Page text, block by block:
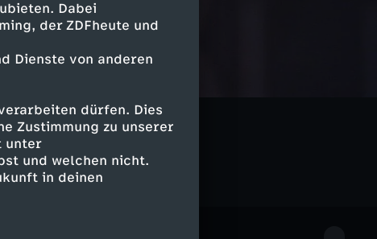
Dabei
der ZDFheute und
Dienste von anderen
dürfen. Dies
Zustimmung zu unserer
unter
und welchen nicht.
in deinen